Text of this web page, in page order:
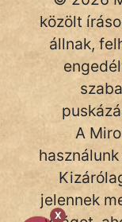
X
közölt
állnak,
A
jelennek